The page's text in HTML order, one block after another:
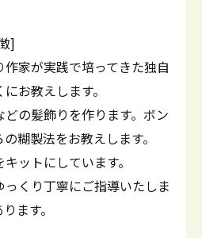
]
家が実践で培ってきた独自
お教えします。
の髪飾りを作ります。ボン
糊製法をお教えします。
ットにしています。
くり丁寧にご指導いたしま
ます。